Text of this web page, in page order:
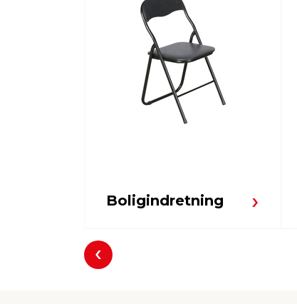
Boligindretning
Forrige